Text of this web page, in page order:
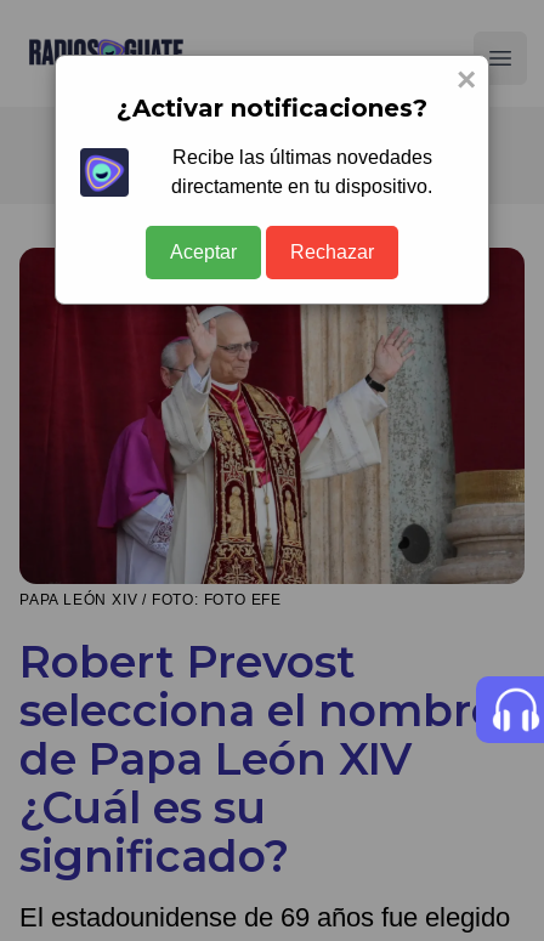
Radios Guate
PAPA LEÓN XIV / FOTO: FOTO EFE
Robert Prevost
selecciona el nombre
de Papa León XIV
¿Cuál es su
significado?
El estadounidense de 69 años fue elegido
×
¿Activar notificaciones?
Recibe las últimas novedades
directamente en tu dispositivo.
Aceptar Rechazar